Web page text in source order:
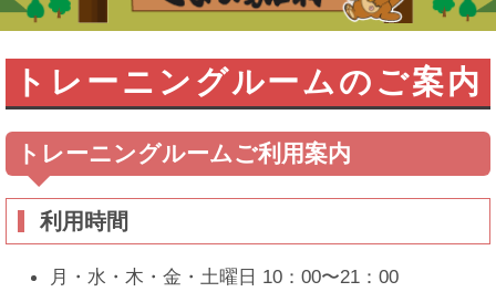
トレーニングルームのご案内
トレーニングルームご利用案内
利用時間
月・水・木・金・土曜日 10：00〜21：00